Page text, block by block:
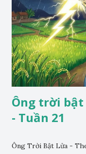
Ông trời bật
- Tuần 21
Ông Trời Bật Lửa -